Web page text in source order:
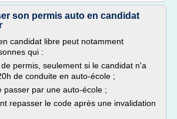
son permis auto en candidat
candidat libre peut notamment
qui :
permis, seulement si le candidat n'a
de conduite en auto-école ;
passer par une auto-école ;
repasser le code après une invalidation